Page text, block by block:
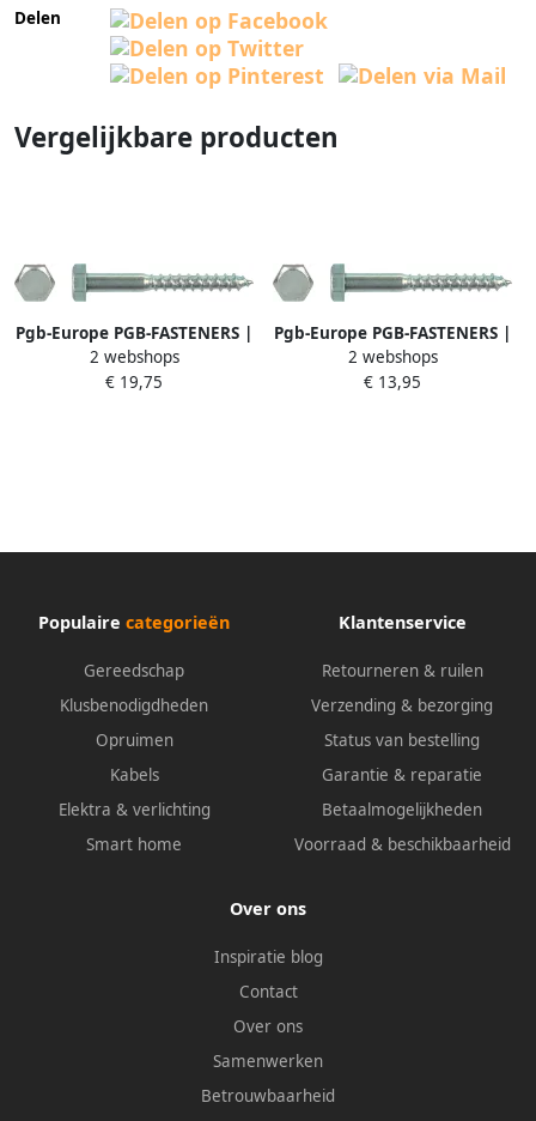
Delen
Vergelijkbare producten
Pgb-Europe PGB-FASTENERS |
Houtdraadbout DIN 571 Ø
12x140 Zn | 50 st
2 webshops
€ 19,75
Pgb-Europe PGB-FASTENERS |
Houtdraadbout DIN 571 Ø
12x100 Zn | 50 st
2 webshops
€ 13,95
Populaire categorieën
Gereedschap
Klusbenodigdheden
Opruimen
Kabels
Elektra & verlichting
Smart home
Klantenservice
Retourneren & ruilen
Verzending & bezorging
Status van bestelling
Garantie & reparatie
Betaalmogelijkheden
Voorraad & beschikbaarheid
Over ons
Inspiratie blog
Contact
Over ons
Samenwerken
Betrouwbaarheid